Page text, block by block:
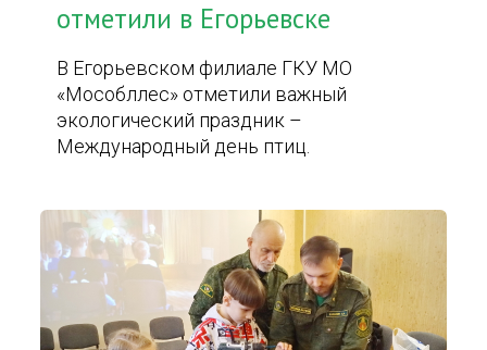
отметили в Егорьевске
В Егорьевском филиале ГКУ МО
«Мособллес» отметили важный
экологический праздник –
Международный день птиц.